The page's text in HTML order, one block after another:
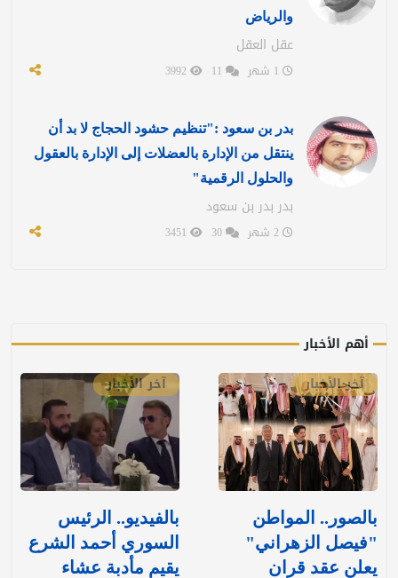
والرياض
عقل العقل
بدر بن سعود :"تنظيم حشود الحجاج لا بد أن
ينتقل من الإدارة بالعضلات إلى الإدارة بالعقول
والحلول الرقمية"
بدر بدر بن سعود
أهم الأخبار
آخر الأخبار
بالصور.. المواطن
"فيصل الزهراني"
يعلن عقد قران
آخر الأخبار
بالفيديو.. الرئيس
السوري أحمد الشرع
يقيم مأدبة عشاء